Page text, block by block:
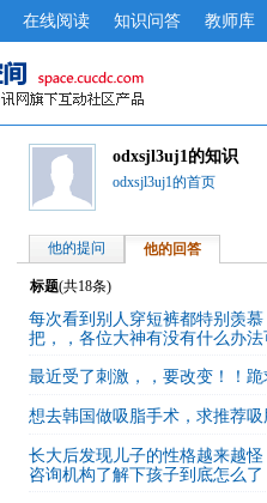
在线阅读 知识问答 教师库
odxsjl3uj1的知识
odxsjl3uj1的首页
他的提问 他的回答
标题(共18条)
每次看到别人穿短裤都特别羡
把，，各位大神有没有什么办法
最近受了刺激，，要改变！！跪
想去韩国做吸脂手术，求推荐
长大后发现儿子的性格越来越
咨询机构了解下孩子到底怎么了